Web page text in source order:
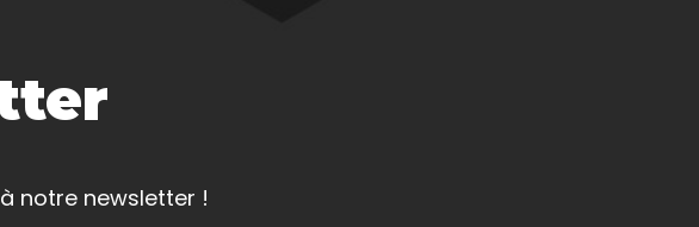
notre newsletter !